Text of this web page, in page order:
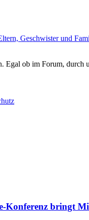
Geschwister und
Egal ob im Forum,
Konferenz bringt